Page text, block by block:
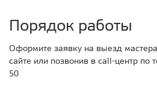
Порядок работы
Оформите заявку на выезд
сайте или позвонив в call-центр по
50